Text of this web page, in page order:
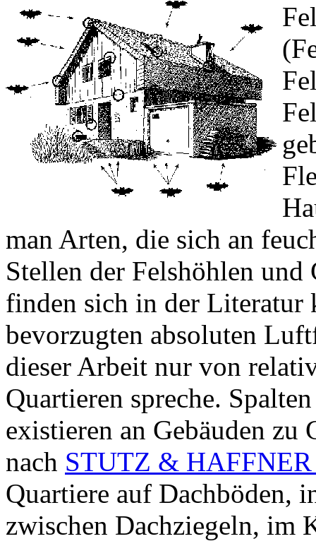
man Arten, die sich an
Stellen der Felshöhlen und
finden sich in der Literatur
bevorzugten absoluten
dieser Arbeit nur von
Quartieren spreche.
existieren an Gebäuden
nach STUTZ &
Quartiere auf Dachböden,
zwischen Dachziegeln, im